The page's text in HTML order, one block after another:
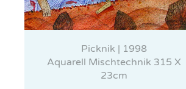
Picknik | 1998
Aquarell Mischtechnik 315 X
23cm